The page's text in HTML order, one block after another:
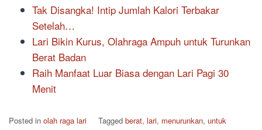
Tak Disangka! Intip Jumlah Kalori Terbakar
Setelah…
Lari Bikin Kurus, Olahraga Ampuh untuk Turunkan
Berat Badan
Raih Manfaat Luar Biasa dengan Lari Pagi 30
Menit
Posted in olah raga lari Tagged berat, lari, menurunkan, untuk